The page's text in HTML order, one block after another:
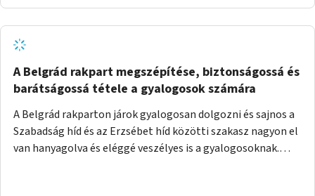
236 busz, 50-es villamos) már biztosított, a közvetlen
gyalogutas elérés a projekt keretében nem került
kialakításra.
A Belgrád rakpart megszépítése, biztonságossá és
barátságossá tétele a gyalogosok számára
A Belgrád rakparton járok gyalogosan dolgozni és sajnos a
Szabadság híd és az Erzsébet híd közötti szakasz nagyon el
van hanyagolva és eléggé veszélyes is a gyalogosoknak.